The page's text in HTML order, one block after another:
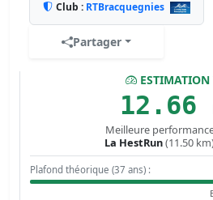
Club : RTBracquegnies
Partager
12.66
Meilleure
La HestRun(11.50
Plafond théorique (37 ans) :